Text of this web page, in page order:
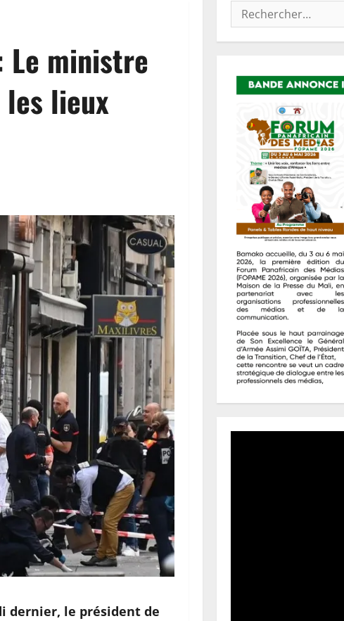
Le ministre
lieux
dernier, le président de
Rechercher :